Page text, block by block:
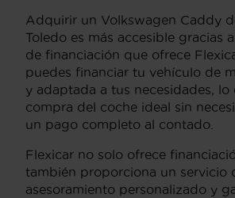
Adquirir un Volkswagen Caddy
Toledo es más accesible gracias
de financiación que ofrece
puedes financiar tu vehículo de
y adaptada a tus necesidades, lo
compra del coche ideal sin
un pago completo al contado.
Flexicar no solo ofrece
también proporciona un servicio
asesoramiento personalizado y